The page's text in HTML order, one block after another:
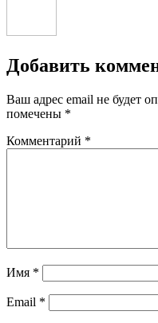
Добавить
Ваш адрес email не будет
помечены *
Комментарий *
Имя *
Email *